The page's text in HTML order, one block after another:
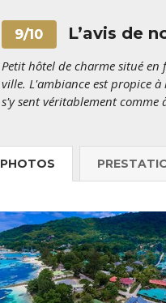
9/10 L’avis de
Petit hôtel de charme situé
ville. L'ambiance est propice
s'y sent véritablement comme
PHOTOS